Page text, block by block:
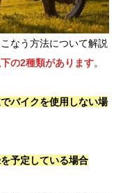
なう方法について解説
の2種類があります。
バイクを使用しない場
予定している場合